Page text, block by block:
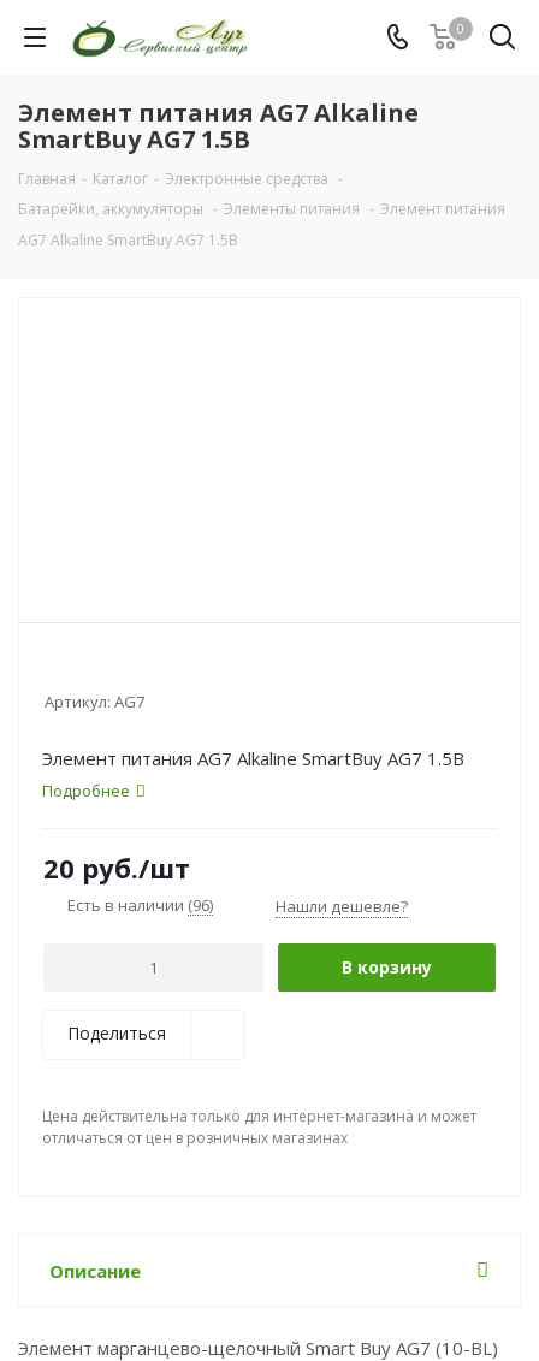
0
Элемент питания AG7 Alkaline
SmartBuy AG7 1.5В
Главная - Каталог - Электронные средства -
Батарейки, аккумуляторы - Элементы питания - Элемент питания
AG7 Alkaline SmartBuy AG7 1.5В
Артикул: AG7
Элемент питания AG7 Alkaline SmartBuy AG7 1.5В
Подробнее
20 руб./шт
Есть в наличии (96) Нашли дешевле?
В корзину
Поделиться
Цена действительна только для интернет-магазина и может
отличаться от цен в розничных магазинах
Описание
Элемент марганцево-щелочный Smart Buy AG7 (10-BL)